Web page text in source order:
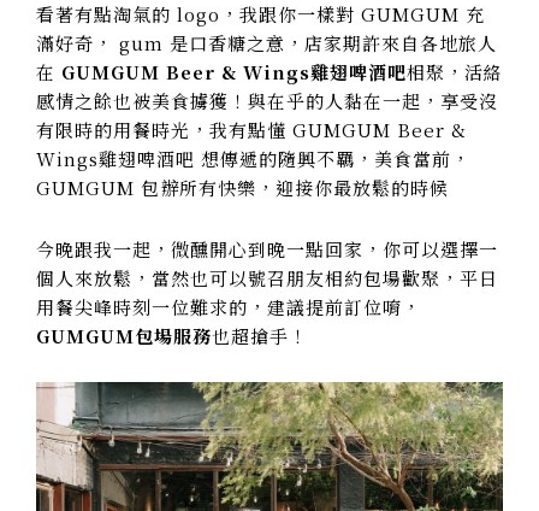
看著有點淘氣的 logo，我跟你一樣對 GUMGUM 充
滿好奇， gum 是口香糖之意，店家期許來自各地旅人
在 GUMGUM Beer & Wings雞翅啤酒吧相聚，活絡
感情之餘也被美食擄獲！與在乎的人黏在一起，享受沒
有限時的用餐時光，我有點懂 GUMGUM Beer &
Wings雞翅啤酒吧 想傳遞的隨興不羈，美食當前，
GUMGUM 包辦所有快樂，迎接你最放鬆的時候
今晚跟我一起，微醺開心到晚一點回家，你可以選擇一
個人來放鬆，當然也可以號召朋友相約包場歡聚，平日
用餐尖峰時刻一位難求的，建議提前訂位唷，
GUMGUM包場服務也超搶手！